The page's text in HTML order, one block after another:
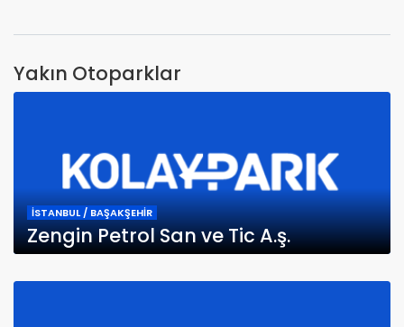
Yakın Otoparklar
İSTANBUL / BAŞAKŞEHİR
Zengin Petrol San ve Tic A.ş.